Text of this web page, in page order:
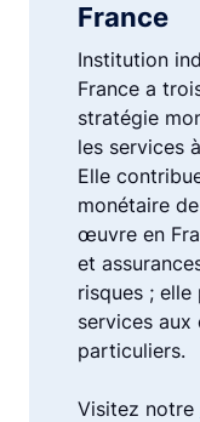
France
Institution
France a
stratégie
les services
Elle
monétaire
œuvre en
et
risques ;
services aux
particuliers.
Visitez notre